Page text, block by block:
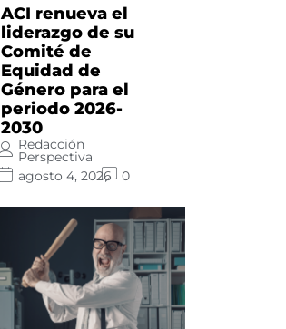
ACI renueva el
liderazgo de su
Comité de
Equidad de
Género para el
periodo 2026-
2030
Redacción
Perspectiva
agosto 4, 2026
0